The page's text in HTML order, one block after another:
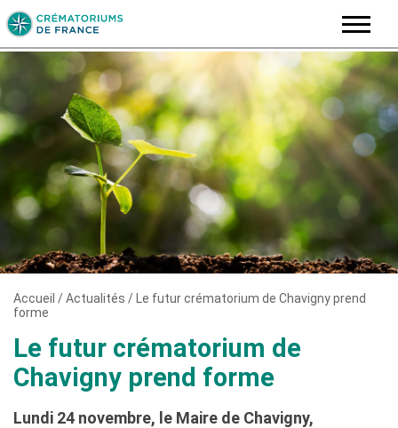
to
content
Accueil /Actualités /
Le futur crématorium de Chavigny prend
forme
Le futur crématorium de
Chavigny prend forme
Lundi 24 novembre, le Maire de Chavigny,